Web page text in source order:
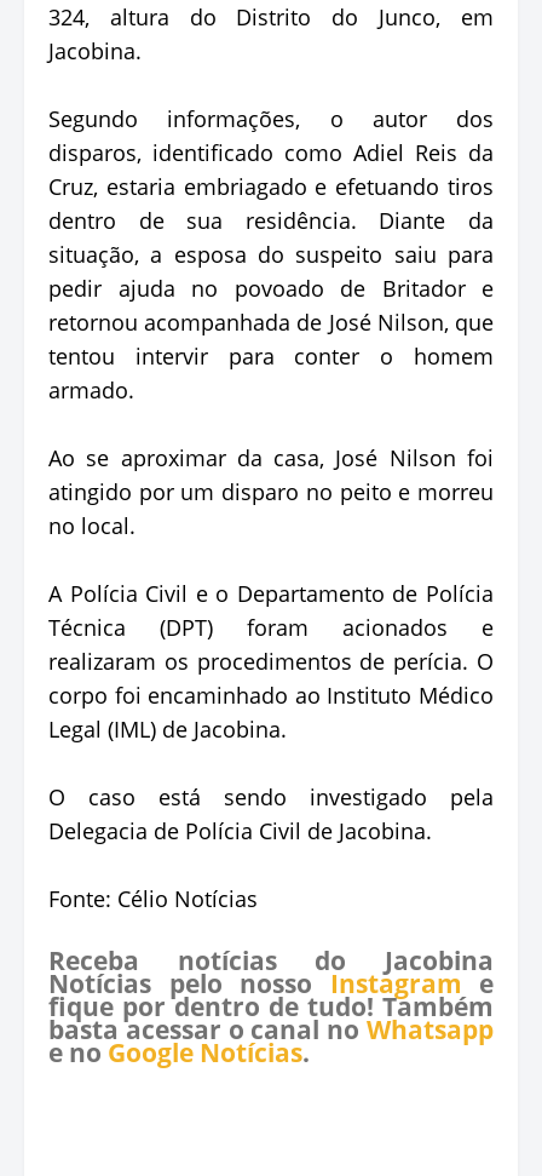
324, altura do Distrito do Junco, em
Jacobina.
Segundo informações, o autor dos
disparos, identificado como Adiel Reis da
Cruz, estaria embriagado e efetuando tiros
dentro de sua residência. Diante da
situação, a esposa do suspeito saiu para
pedir ajuda no povoado de Britador e
retornou acompanhada de José Nilson, que
tentou intervir para conter o homem
armado.
Ao se aproximar da casa, José Nilson foi
atingido por um disparo no peito e morreu
no local.
A Polícia Civil e o Departamento de Polícia
Técnica (DPT) foram acionados e
realizaram os procedimentos de perícia. O
corpo foi encaminhado ao Instituto Médico
Legal (IML) de Jacobina.
O caso está sendo investigado pela
Delegacia de Polícia Civil de Jacobina.
Fonte: Célio Notícias
Receba notícias do Jacobina
Notícias pelo nosso Instagram e
fique por dentro de tudo! Também
basta acessar o canal no Whatsapp
e no Google Notícias.